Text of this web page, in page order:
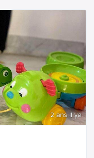
2 ans Il ya